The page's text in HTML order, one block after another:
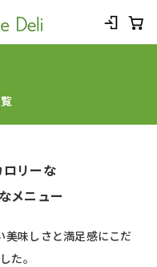
リーな
メニュー
美味しさと満足感にこだ
た。